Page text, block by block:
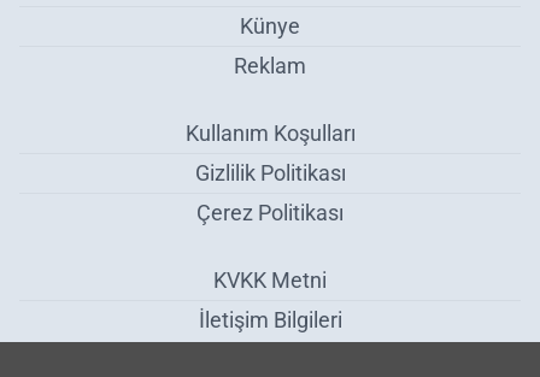
Künye
Reklam
Kullanım Koşulları
Gizlilik Politikası
Çerez Politikası
KVKK Metni
İletişim Bilgileri